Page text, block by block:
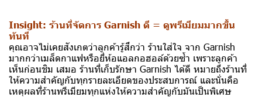
Insight: ร้านที่จัดการ Garnish ดี = ดูพรีเมียมมากขึ้น
ทันที
คุณอาจไม่เคยสังเกตว่าลูกค้ารู้สึกว่า ร้านใส่ใจ จาก Garnish
มากกว่าเมล็ดกาแฟหรือยี่ห้อแอลกอฮอล์ด้วยซ้ำ เพราะลูกค้า
เห็นก่อนชิม เสมอ ร้านที่เก็บรักษา Garnish ได้ดี หมายถึงร้านที่
ให้ความสำคัญกับทุกรายละเอียดของประสบการณ์ และนั่นคือ
เหตุผลที่ร้านพรีเมียมทุกแห่งให้ความสำคัญกับมันเป็นพิเศษ